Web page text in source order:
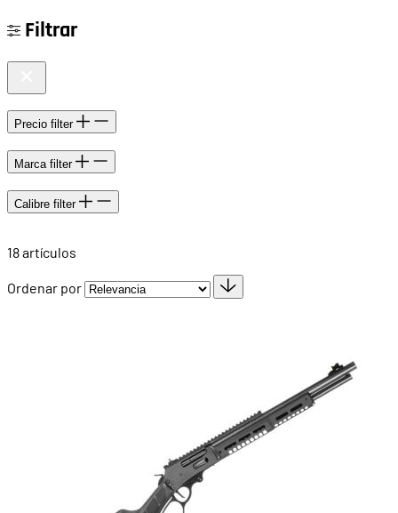
Filtrar
Precio filter
Marca filter
Calibre filter
18artículos
Ordenar por